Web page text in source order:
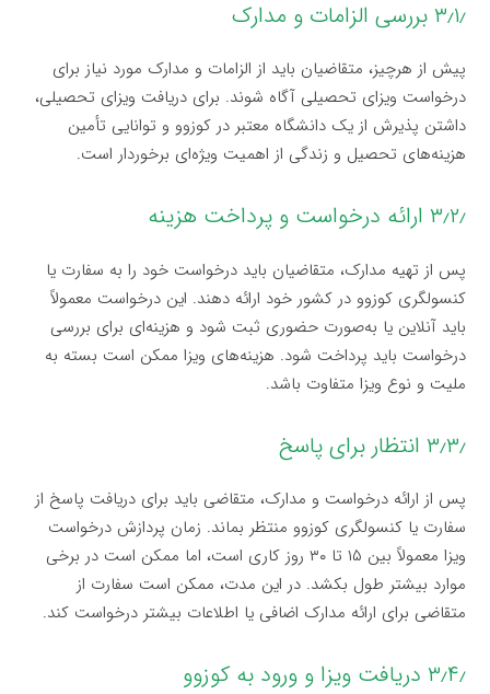
۳٫۱٫ بررسی الزامات و مدارک
پیش از هرچیز، متقاضیان باید از الزامات و مدارک مورد نیاز برای
درخواست ویزای تحصیلی آگاه شوند. برای دریافت ویزای تحصیلی،
داشتن پذیرش از یک دانشگاه معتبر در کوزوو و توانایی تأمین
هزینه‌های تحصیل و زندگی از اهمیت ویژه‌ای برخوردار است.
۳٫۲٫ ارائه درخواست و پرداخت هزینه
پس از تهیه مدارک، متقاضیان باید درخواست خود را به سفارت یا
کنسولگری کوزوو در کشور خود ارائه دهند. این درخواست معمولاً
باید آنلاین یا به‌صورت حضوری ثبت شود و هزینه‌ای برای بررسی
درخواست باید پرداخت شود. هزینه‌های ویزا ممکن است بسته به
ملیت و نوع ویزا متفاوت باشد.
۳٫۳٫ انتظار برای پاسخ
پس از ارائه درخواست و مدارک، متقاضی باید برای دریافت پاسخ از
سفارت یا کنسولگری کوزوو منتظر بماند. زمان پردازش درخواست
ویزا معمولاً بین ۱۵ تا ۳۰ روز کاری است، اما ممکن است در برخی
موارد بیشتر طول بکشد. در این مدت، ممکن است سفارت از
متقاضی برای ارائه مدارک اضافی یا اطلاعات بیشتر درخواست کند.
۳٫۴٫ دریافت ویزا و ورود به کوزوو